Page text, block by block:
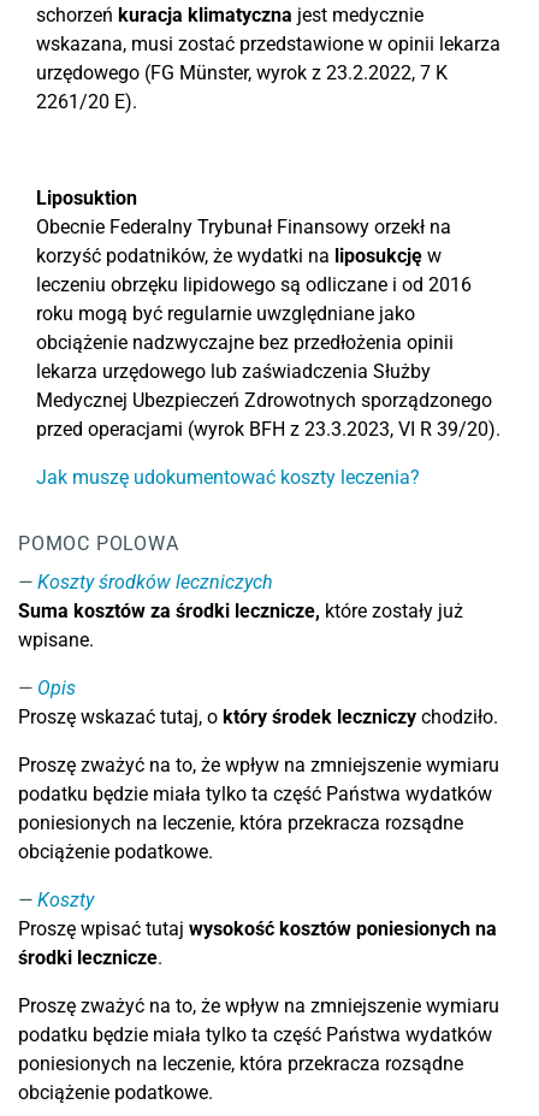
schorzeń kuracja klimatyczna jest medycznie
wskazana, musi zostać przedstawione w opinii lekarza
urzędowego (FG Münster, wyrok z 23.2.2022, 7 K
2261/20 E).
Liposuktion
Obecnie Federalny Trybunał Finansowy orzekł na
korzyść podatników, że wydatki na liposukcję w
leczeniu obrzęku lipidowego są odliczane i od 2016
roku mogą być regularnie uwzględniane jako
obciążenie nadzwyczajne bez przedłożenia opinii
lekarza urzędowego lub zaświadczenia Służby
Medycznej Ubezpieczeń Zdrowotnych sporządzonego
przed operacjami (wyrok BFH z 23.3.2023, VI R 39/20).
Jak muszę udokumentować koszty leczenia?
POMOC POLOWA
Koszty środków leczniczych
Suma kosztów za środki lecznicze, które zostały już
wpisane.
Opis
Proszę wskazać tutaj, o który środek leczniczy chodziło.
Proszę zważyć na to, że wpływ na zmniejszenie wymiaru
podatku będzie miała tylko ta część Państwa wydatków
poniesionych na leczenie, która przekracza rozsądne
obciążenie podatkowe.
Koszty
Proszę wpisać tutaj wysokość kosztów poniesionych na
środki lecznicze.
Proszę zważyć na to, że wpływ na zmniejszenie wymiaru
podatku będzie miała tylko ta część Państwa wydatków
poniesionych na leczenie, która przekracza rozsądne
obciążenie podatkowe.